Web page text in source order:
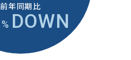
前年同期比
% DOWN